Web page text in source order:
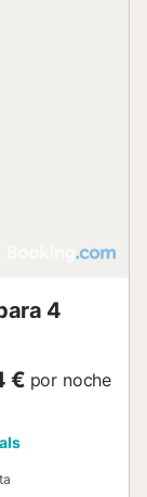
4
€ por noche